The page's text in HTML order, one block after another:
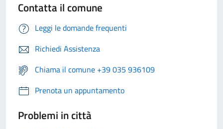
Contatta il comune
Leggi le domande frequenti
Richiedi Assistenza
Chiama il comune +39 035 936109
Prenota un appuntamento
Problemi in città